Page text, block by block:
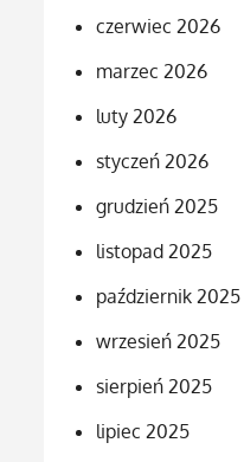
czerwiec 2026
marzec 2026
luty 2026
styczeń 2026
grudzień 2025
listopad 2025
październik 2025
wrzesień 2025
sierpień 2025
lipiec 2025